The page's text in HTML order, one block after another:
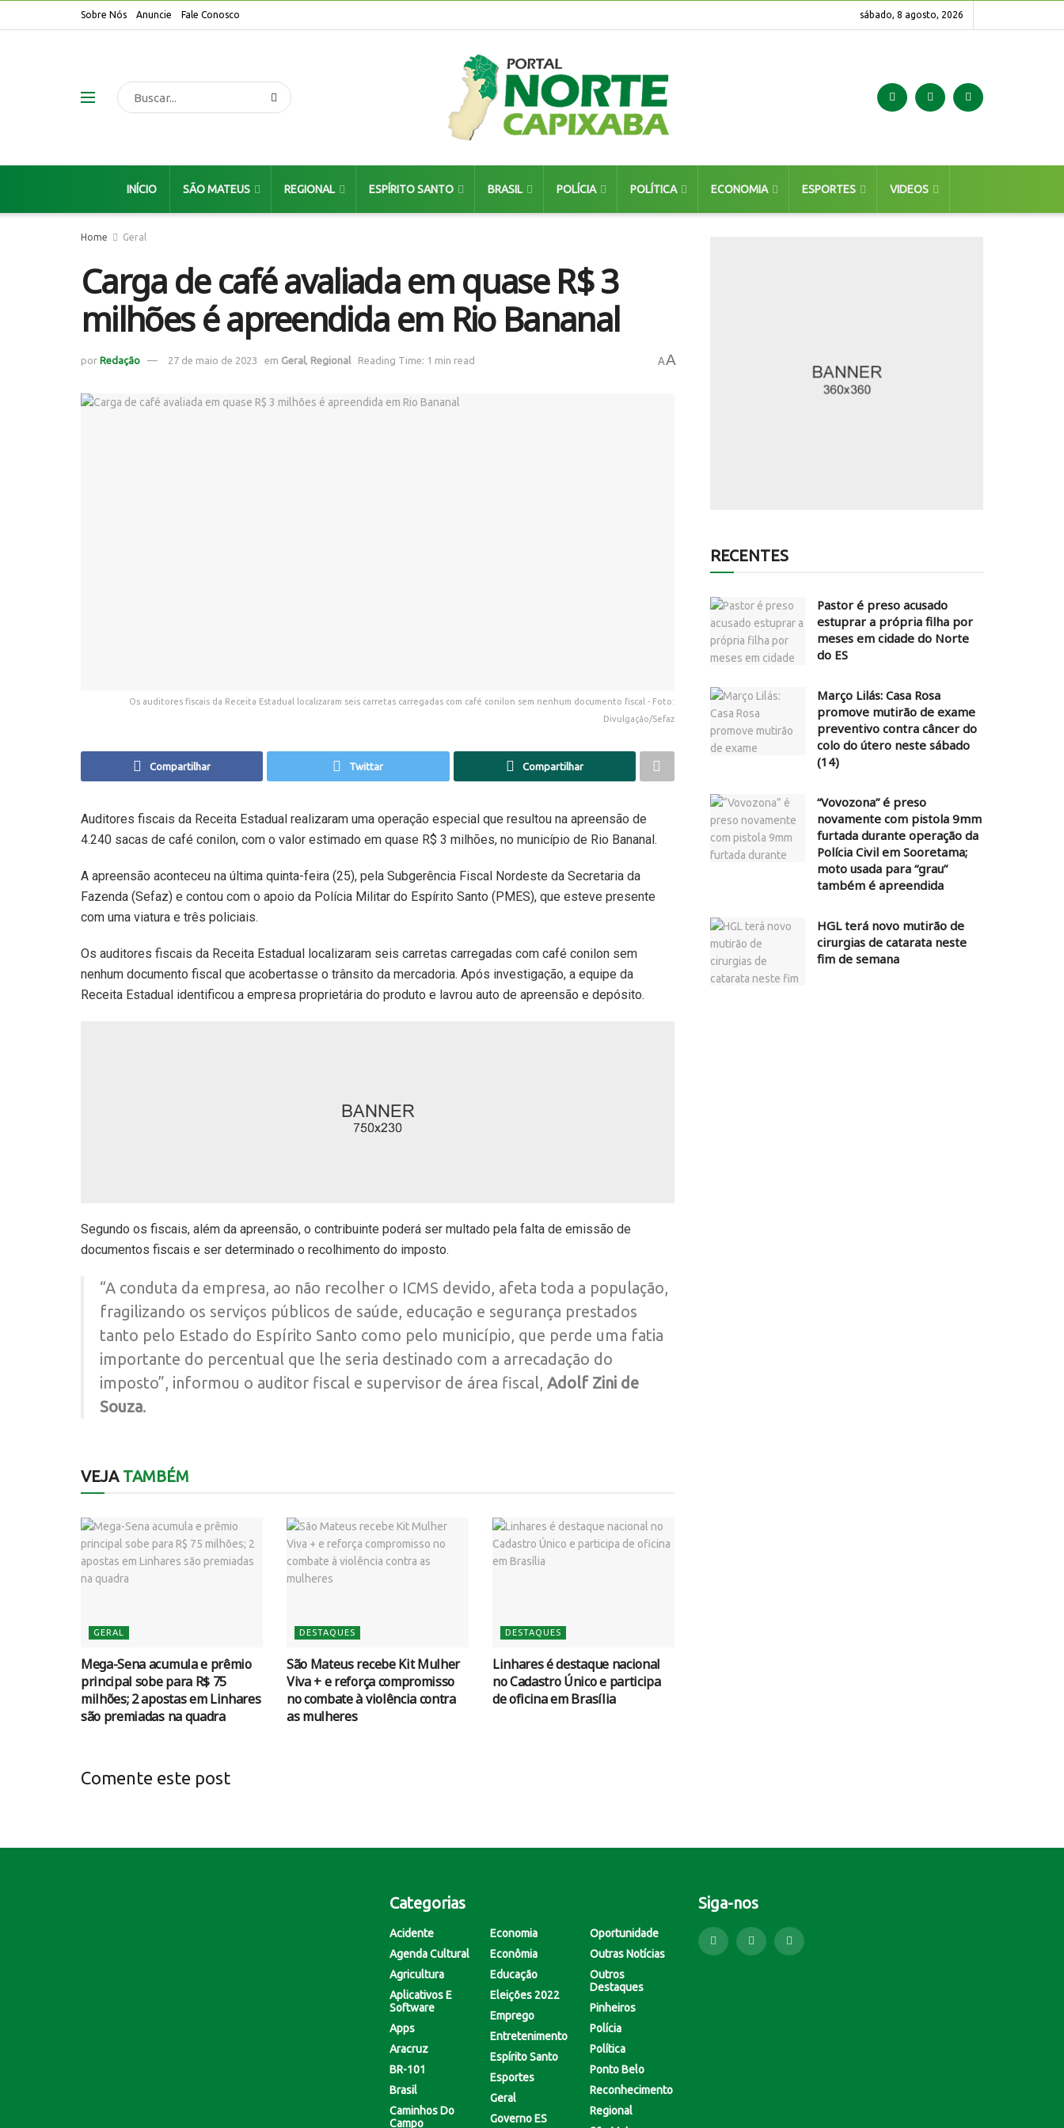
Sobre Nós Anuncie Fale Conosco sábado, 8 agosto, 2026
INÍCIO SÃO MATEUS REGIONAL ESPÍRITO SANTO BRASIL POLÍCIA POLÍTICA ECONOMIA ESPORTES VIDEOS
Home Geral
Carga de café avaliada em quase R$ 3
milhões é apreendida em Rio Bananal
por Redação 27 de maio de 2023 em Geral, Regional Reading Time: 1 min read AA
Os auditores fiscais da Receita Estadual localizaram seis carretas carregadas com café conilon sem nenhum documento fiscal - Foto:
Divulgação/Sefaz
Compartilhar Twittar Compartilhar
Auditores fiscais da Receita Estadual realizaram uma operação especial que resultou na apreensão de
4.240 sacas de café conilon, com o valor estimado em quase R$ 3 milhões, no município de Rio Bananal.
A apreensão aconteceu na última quinta-feira (25), pela Subgerência Fiscal Nordeste da Secretaria da
Fazenda (Sefaz) e contou com o apoio da Polícia Militar do Espírito Santo (PMES), que esteve presente
com uma viatura e três policiais.
Os auditores fiscais da Receita Estadual localizaram seis carretas carregadas com café conilon sem
nenhum documento fiscal que acobertasse o trânsito da mercadoria. Após investigação, a equipe da
Receita Estadual identificou a empresa proprietária do produto e lavrou auto de apreensão e depósito.
Segundo os fiscais, além da apreensão, o contribuinte poderá ser multado pela falta de emissão de
documentos fiscais e ser determinado o recolhimento do imposto.
“A conduta da empresa, ao não recolher o ICMS devido, afeta toda a população,
fragilizando os serviços públicos de saúde, educação e segurança prestados
tanto pelo Estado do Espírito Santo como pelo município, que perde uma fatia
importante do percentual que lhe seria destinado com a arrecadação do
imposto”, informou o auditor fiscal e supervisor de área fiscal, Adolf Zini de
Souza.
VEJATAMBÉM
GERAL
Mega-Sena acumula e prêmio
principal sobe para R$ 75
milhões; 2 apostas em Linhares
são premiadas na quadra
DESTAQUES
São Mateus recebe Kit Mulher
Viva + e reforça compromisso
no combate à violência contra
as mulheres
DESTAQUES
Linhares é destaque nacional
no Cadastro Único e participa
de oficina em Brasília
Comente este post
RECENTES
Pastor é preso acusado
estuprar a própria filha por
meses em cidade do Norte
do ES
Março Lilás: Casa Rosa
promove mutirão de exame
preventivo contra câncer do
colo do útero neste sábado
(14)
“Vovozona” é preso
novamente com pistola 9mm
furtada durante operação da
Polícia Civil em Sooretama;
moto usada para “grau”
também é apreendida
HGL terá novo mutirão de
cirurgias de catarata neste
fim de semana
Categorias
Acidente
Agenda Cultural
Agricultura
Aplicativos E
Software
Apps
Aracruz
BR-101
Brasil
Caminhos Do
Campo
Economia
Econômia
Educação
Eleições 2022
Emprego
Entretenimento
Espírito Santo
Esportes
Geral
Governo ES
Oportunidade
Outras Notícias
Outros
Destaques
Pinheiros
Polícia
Política
Ponto Belo
Reconhecimento
Regional
Siga-nos